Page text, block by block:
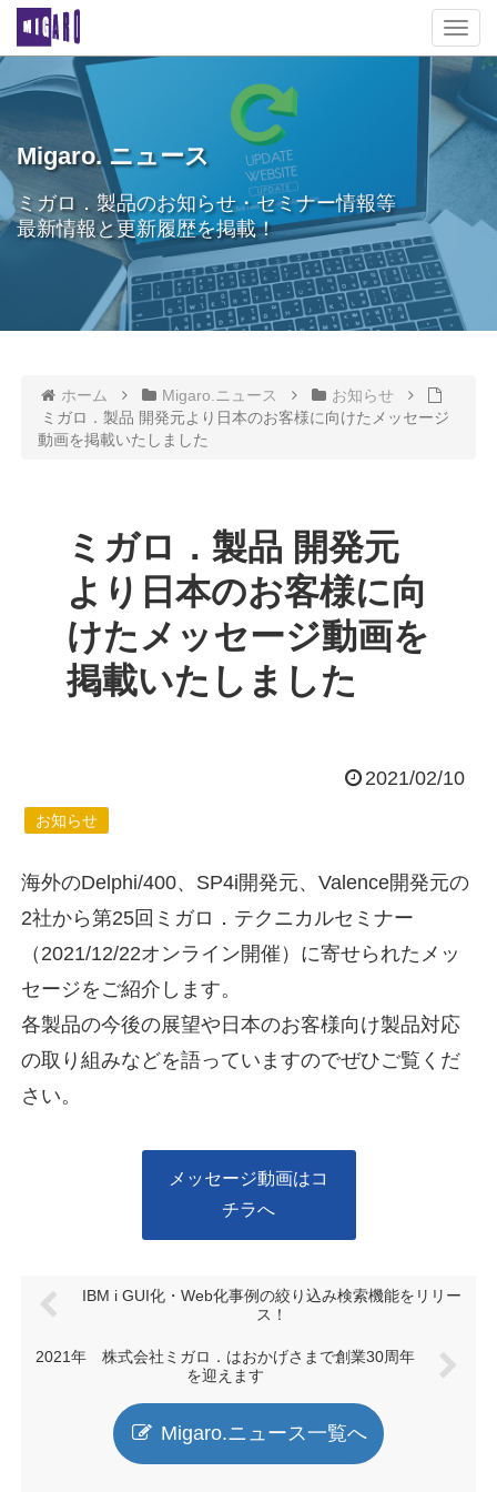
T
o
g
g
l
e
t
i
Migaro. ニュース
ミガロ．製品のお知らせ・セミナー情報等
最新情報と更新履歴を掲載！
ホーム Migaro.ニュース
お知らせ
ミガロ．製品 開発元より日本のお客様に向けたメッセージ
動画を掲載いたしました
ミガロ．製品 開発元
より日本のお客様に向
けたメッセージ動画を
掲載いたしました
2021/02/10
お知らせ
海外のDelphi/400、SP4i開発元、Valence開発元の
2社から第25回ミガロ．テクニカルセミナー
（2021/12/22オンライン開催）に寄せられたメッ
セージをご紹介します。
各製品の今後の展望や日本のお客様向け製品対応
の取り組みなどを語っていますのでぜひご覧くだ
さい。
メッセージ動画はコ
チラへ
IBM i GUI化・Web化事例の絞り込み検索機能をリリー
ス！
2021年 株式会社ミガロ．はおかげさまで創業30周年
を迎えます
Migaro.ニュース一覧へ